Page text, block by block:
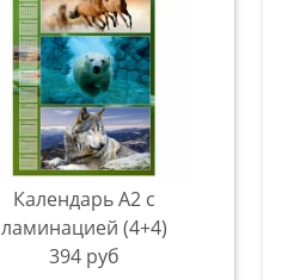
Календарь А2 с
ламинацией (4+4)
394 руб